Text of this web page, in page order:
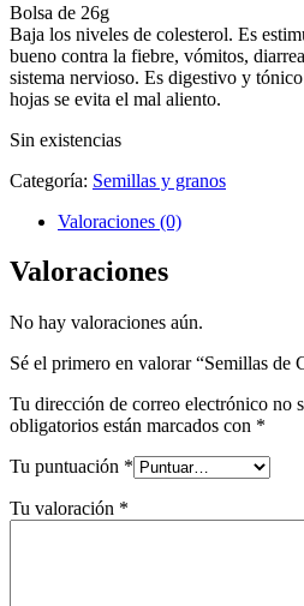
Bolsa de 26g
Baja los niveles de colesterol. Es
bueno contra la fiebre, vómitos,
sistema nervioso. Es digestivo y
hojas se evita el mal aliento.
Sin existencias
Categoría: Semillas y granos
Valoraciones (0)
Valoraciones
No hay valoraciones aún.
Sé el primero en valorar “Semillas de
Tu dirección de correo electrónico no
obligatorios están marcados con *
Tu puntuación *
Tu valoración *